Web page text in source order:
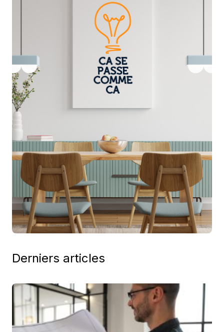
Derniers articles